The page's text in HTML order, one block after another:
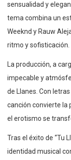
sensualidad y
tema combina un
Weeknd y Rauw
ritmo y sofisticación.
La producción, a
impecable y
de Llanes. Con
canción convierte la
el erotismo se
Tras el éxito de “Tu
identidad musical